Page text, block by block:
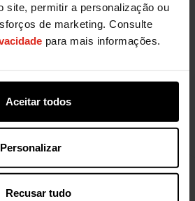
site, permitir a personalização ou
de marketing. Consulte
para mais informações.
Aceitar todos
Personalizar
Recusar tudo